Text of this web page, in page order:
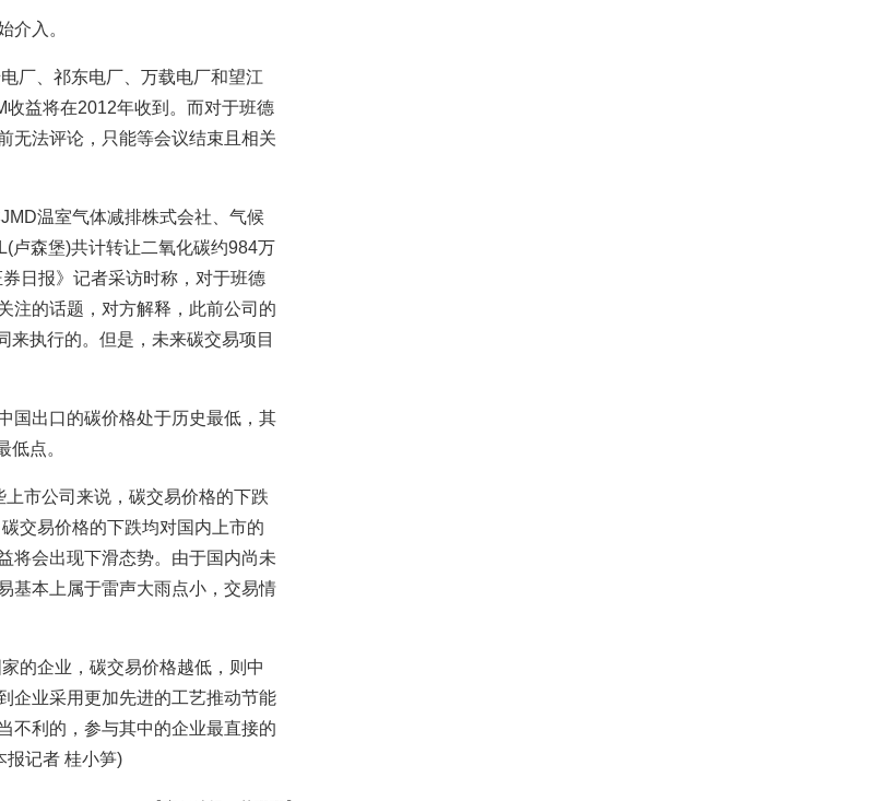
介入。
厂、祁东电厂、万载电厂和望江
益将在2012年收到。而对于班德
无法评论，只能等会议结束且相关
温室气体减排株式会社、气候
卢森堡)共计转让二氧化碳约984万
日报》记者采访时称，对于班德
注的话题，对方解释，此前公司的
来执行的。但是，未来碳交易项目
国出口的碳价格处于历史最低，其
点。
市公司来说，碳交易价格的下跌
交易价格的下跌均对国内上市的
将会出现下滑态势。由于国内尚未
基本上属于雷声大雨点小，交易情
的企业，碳交易价格越低，则中
企业采用更加先进的工艺推动节能
不利的，参与其中的企业最直接的
报记者 桂小笋)